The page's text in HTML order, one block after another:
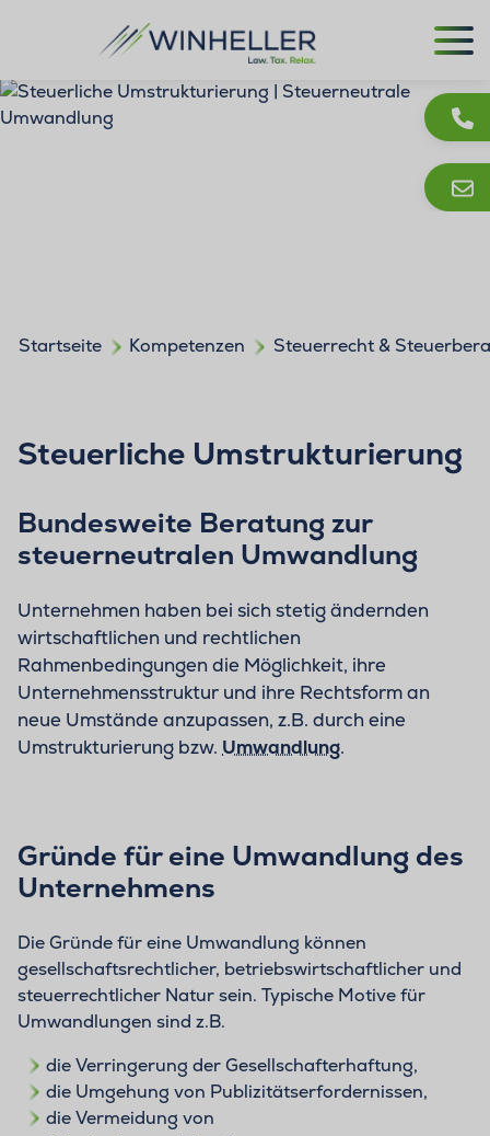
Startseite Kompetenzen Steuerrecht &
Steuerliche Umstrukturierung
Bundesweite Beratung zur
steuerneutralen Umwandlung
Unternehmen haben bei sich stetig ändernden
wirtschaftlichen und rechtlichen
Rahmenbedingungen die Möglichkeit, ihre
Unternehmensstruktur und ihre Rechtsform an
neue Umstände anzupassen, z.B. durch eine
Umstrukturierung bzw. Umwandlung.
Gründe für eine Umwandlung des
Unternehmens
Die Gründe für eine Umwandlung können
gesellschaftsrechtlicher, betriebswirtschaftlicher und
steuerrechtlicher Natur sein. Typische Motive für
Umwandlungen sind z.B.
die Verringerung der Gesellschafterhaftung,
die Umgehung von Publizitätserfordernissen,
die Vermeidung von